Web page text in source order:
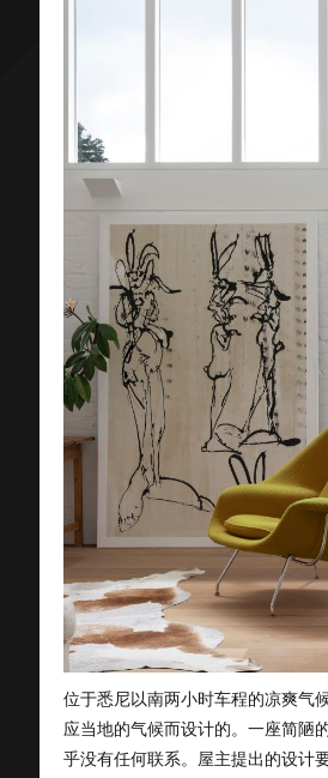
位于悉尼以南两小时车程的凉爽气
应当地的气候而设计的。一座简陋
乎没有任何联系。屋主提出的设计